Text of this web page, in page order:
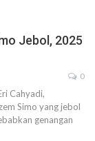
Jebol, 2025
0
Cahyadi,
Simo yang jebol
genangan